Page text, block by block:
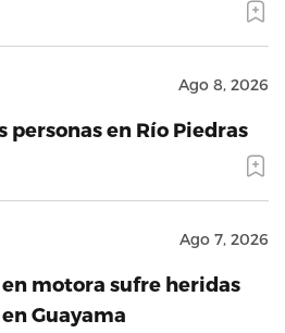
Ago 8, 2026
personas en Río Piedras
Ago 7, 2026
motora sufre heridas
Guayama